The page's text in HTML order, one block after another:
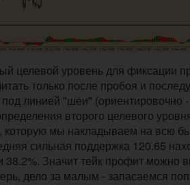
целевой уровень для фиксации
только после пробоя и
линией "шеи" (ориентировочно
второго целевого
которую мы накладываем на всю
сильная поддержка 120.65
38.2%. Значит тейк профит можно
дело за малым - запасаемся